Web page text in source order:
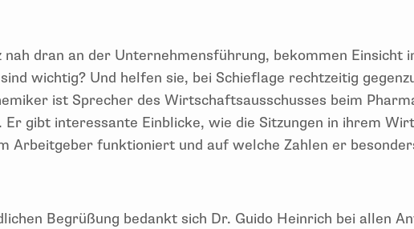
dran an der Unternehmensführung, bekommen Einsicht
wichtig? Und helfen sie, bei Schieflage rechtzeitig
ist Sprecher des Wirtschaftsausschusses beim
Er gibt interessante Einblicke, wie die Sitzungen in ihrem
Arbeitgeber funktioniert und auf welche Zahlen er
Begrüßung bedankt sich Dr. Guido Heinrich bei allen